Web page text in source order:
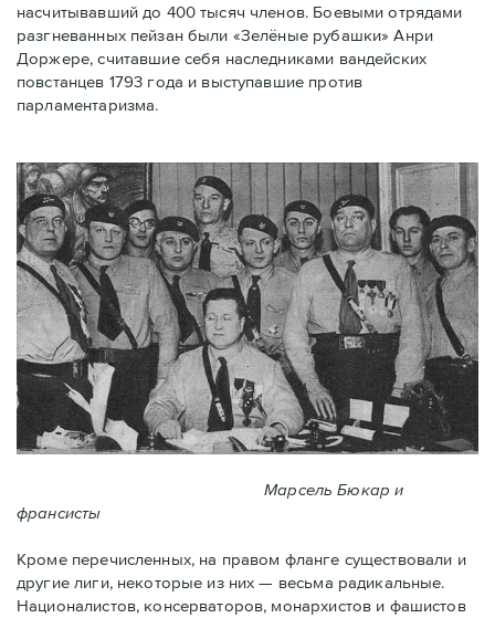
насчитывавший до 400 тысяч членов. Боевыми отрядами
разгневанных пейзан были «Зелёные рубашки» Анри
Доржере, считавшие себя наследниками вандейских
повстанцев 1793 года и выступавшие против
парламентаризма.
Марсель Бюкар и
франсисты
Кроме перечисленных, на правом фланге существовали и
другие лиги, некоторые из них — весьма радикальные.
Националистов, консерваторов, монархистов и фашистов